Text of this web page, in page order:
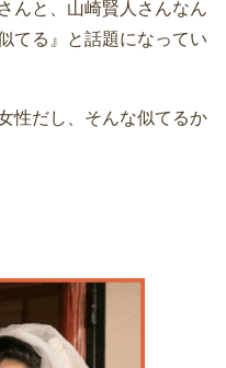
んと、山崎賢人さんなん
てる』と話題になってい
性だし、そんな似てるか